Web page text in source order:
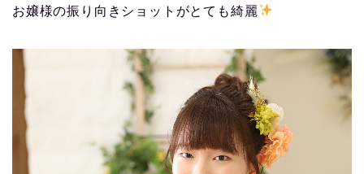
お嬢様の振り向きショットがとても綺麗